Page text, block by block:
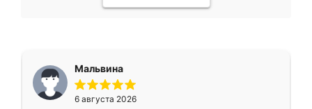
Мальвина
6 августа 2026